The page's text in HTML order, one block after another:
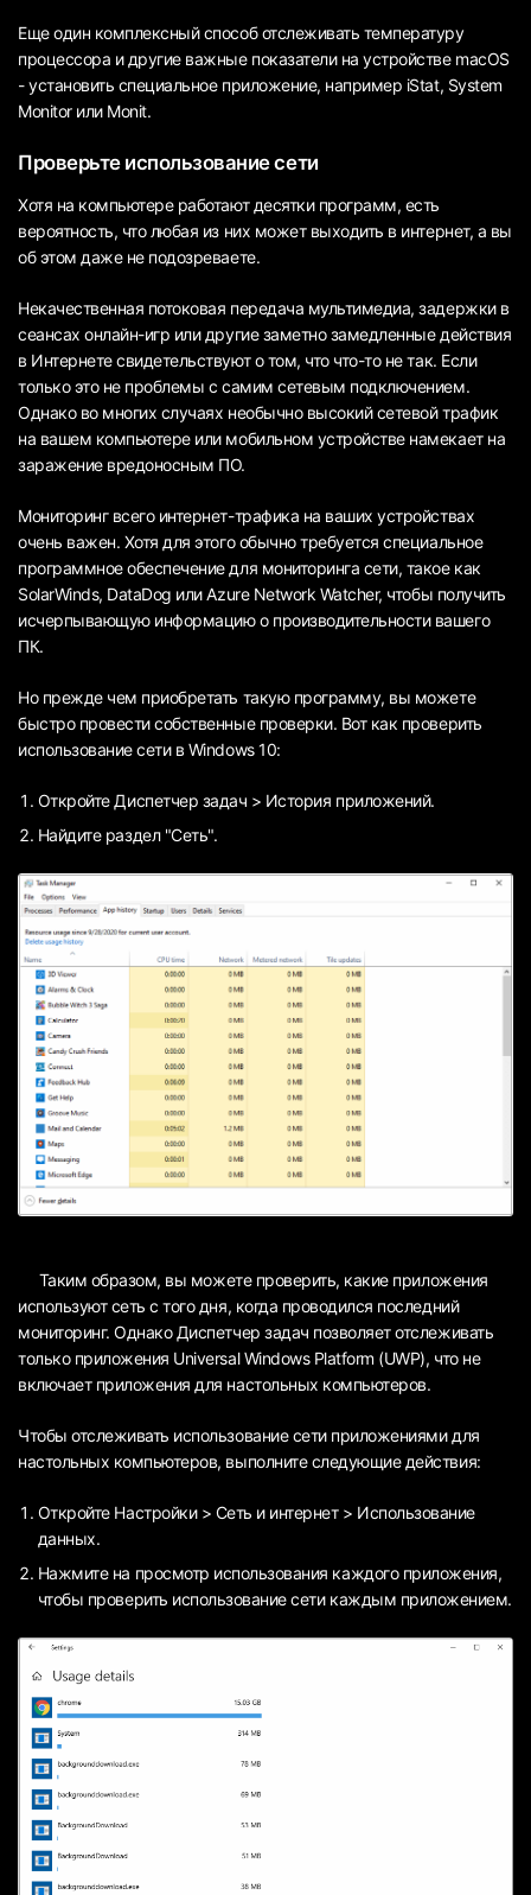
Еще один комплексный способ отслеживать температуру
процессора и другие важные показатели на устройстве macOS
- установить специальное приложение, например iStat, System
Monitor или Monit.
Проверьте использование сети
Хотя на компьютере работают десятки программ, есть
вероятность, что любая из них может выходить в интернет, а вы
об этом даже не подозреваете.
Некачественная потоковая передача мультимедиа, задержки в
сеансах онлайн-игр или другие заметно замедленные действия
в Интернете свидетельствуют о том, что что-то не так. Если
только это не проблемы с самим сетевым подключением.
Однако во многих случаях необычно высокий сетевой трафик
на вашем компьютере или мобильном устройстве намекает на
заражение вредоносным ПО.
Мониторинг всего интернет-трафика на ваших устройствах
очень важен. Хотя для этого обычно требуется специальное
программное обеспечение для мониторинга сети, такое как
SolarWinds, DataDog или Azure Network Watcher, чтобы получить
исчерпывающую информацию о производительности вашего
ПК.
Но прежде чем приобретать такую программу, вы можете
быстро провести собственные проверки. Вот как проверить
использование сети в Windows 10:
Откройте Диспетчер задач > История приложений.
Найдите раздел "Сеть".
Таким образом, вы можете проверить, какие приложения
используют сеть с того дня, когда проводился последний
мониторинг. Однако Диспетчер задач позволяет отслеживать
только приложения Universal Windows Platform (UWP), что не
включает приложения для настольных компьютеров.
Чтобы отслеживать использование сети приложениями для
настольных компьютеров, выполните следующие действия:
Откройте Настройки > Сеть и интернет > Использование
данных.
Нажмите на просмотр использования каждого приложения,
чтобы проверить использование сети каждым приложением.